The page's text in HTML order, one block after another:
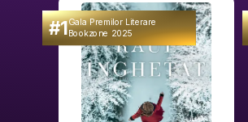
#1Gala Premilor Literare
Bookzone 2025